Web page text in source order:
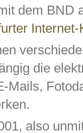
dem BND
Internet-
die
Mails,
also